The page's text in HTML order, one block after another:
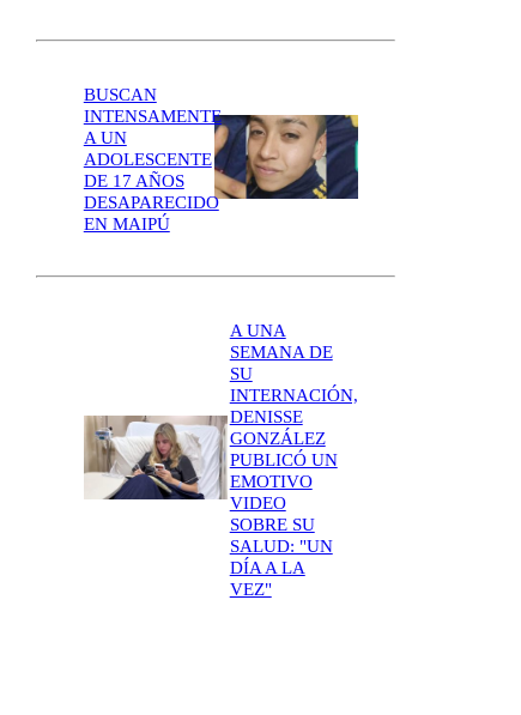
BUSCAN
INTENSAMENTE
A UN
ADOLESCENTE
DE 17 AÑOS
DESAPARECIDO
EN MAIPÚ
A UNA
SEMANA DE
SU
INTERNACIÓN,
DENISSE
GONZÁLEZ
PUBLICÓ UN
EMOTIVO
VIDEO
SOBRE SU
SALUD: "UN
DÍA A LA
VEZ"